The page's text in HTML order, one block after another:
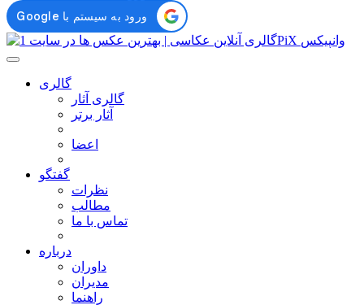
گالری
گالری آثار
آثار برتر
اعضا
گفتگو
نظرات
مطالب
تماس با ما
درباره
داوران
مدیران
راهنما